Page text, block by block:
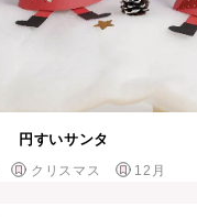
円すいサンタ
クリスマス 12月